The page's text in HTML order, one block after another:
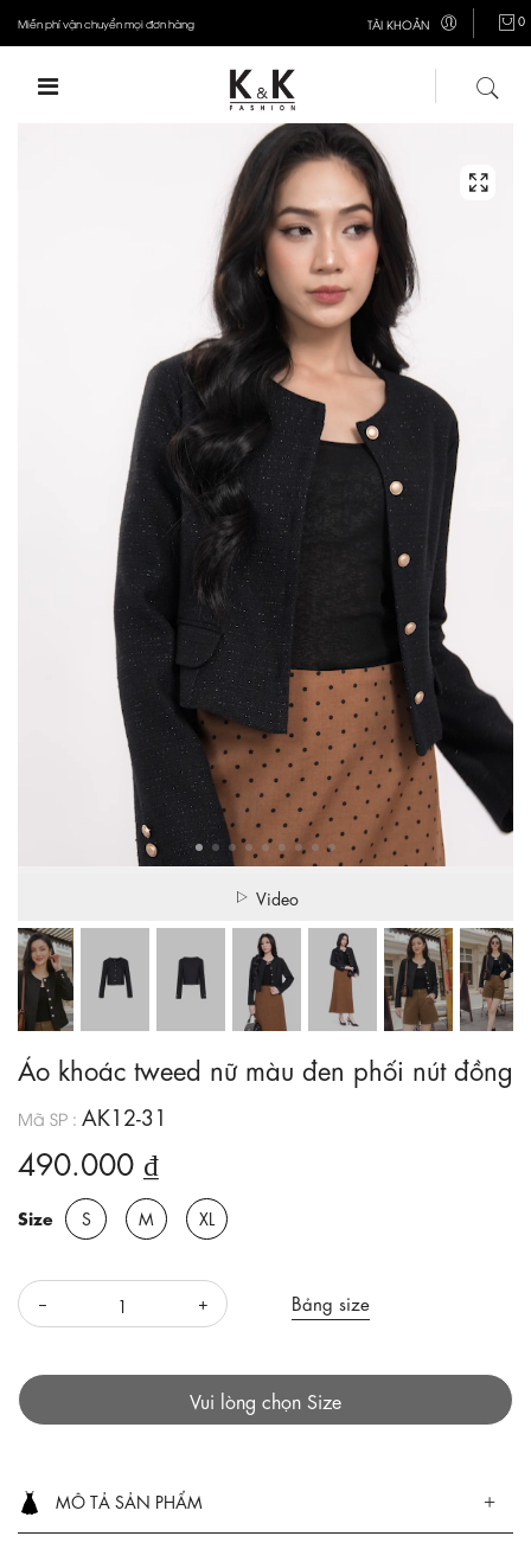
Miễn phí vận chuyển mọi đơn hàng TÀI KHOẢN 0
Video
Áo khoác tweed nữ màu đen phối nút đồng
Mã SP : AK12-31
490.000 ₫
Size S M XL
Bảng size
Vui lòng chọn Size
MÔ TẢ SẢN PHẨM